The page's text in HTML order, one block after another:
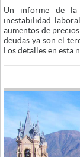
Un informe de la
inestabilidad
aumentos de
deudas ya son el
Los detalles en esta